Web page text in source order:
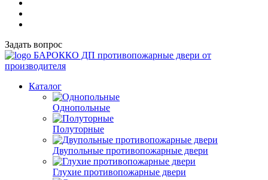
Задать вопрос
БАРОККО ДП противопожарные двери от
производителя
Каталог
Однопольные
Полуторные
Двупольные противопожарные двери
Глухие противопожарные двери